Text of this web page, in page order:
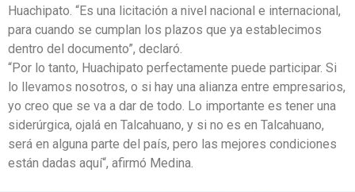
Huachipato. “Es una licitación a nivel nacional e internacional,
para cuando se cumplan los plazos que ya establecimos
dentro del documento”, declaró.
“Por lo tanto, Huachipato perfectamente puede participar. Si
lo llevamos nosotros, o si hay una alianza entre empresarios,
yo creo que se va a dar de todo. Lo importante es tener una
siderúrgica, ojalá en Talcahuano, y si no es en Talcahuano,
será en alguna parte del país, pero las mejores condiciones
están dadas aquí“, afirmó Medina.